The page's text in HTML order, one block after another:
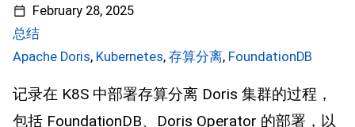
February 28, 2025
总结
Apache Doris, Kubernetes, 存算分离, FoundationDB
记录在 K8S 中部署存算分离 Doris 集群的过程，
包括 FoundationDB、Doris Operator 的部署，以